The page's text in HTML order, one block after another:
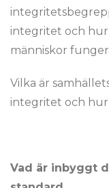
integritet och
människor
Vilka är
integritet och hur
Vad är inbyggt